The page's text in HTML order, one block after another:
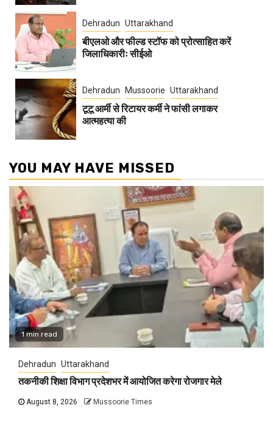
Dehradun Uttarakhand
बीएलओ और फील्ड स्टॉफ को प्रोत्साहित करें
जिलाधिकारीः सीईओ
Dehradun Mussoorie Uttarakhand
टूटू आर्मी से रिटायर कर्मी ने फांसी लगाकर
आत्महत्या की
YOU MAY HAVE MISSED
1 min read
Dehradun Uttarakhand
तकनीकी शिक्षा विभाग प्रदेशभर में आयोजित करेगा रोजगार मेले
August 8, 2026 Mussoorie Times